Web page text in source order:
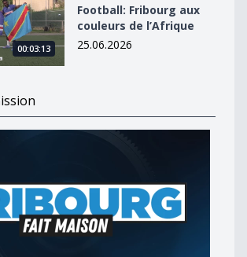
00:03:13
Football: Fribourg aux
couleurs de l’Afrique
25.06.2026